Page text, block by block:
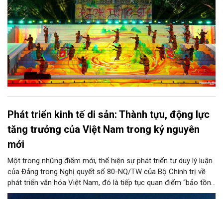
Phát triển kinh tế di sản: Thành tựu, động lực
tăng trưởng của Việt Nam trong kỷ nguyên
mới
Một trong những điểm mới, thể hiện sự phát triển tư duy lý luận
của Đảng trong Nghị quyết số 80-NQ/TW của Bộ Chính trị về
phát triển văn hóa Việt Nam, đó là tiếp tục quan điểm “bảo tồn
và phát huy giá trị di sản văn hóa gắn kết với phát triển kinh tế -